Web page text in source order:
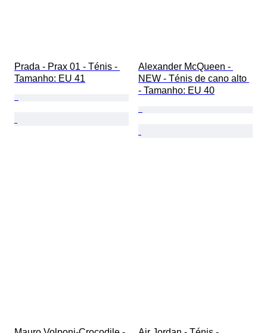
Prada - Prax 01 - Ténis -
Tamanho: EU 41
Alexander McQueen -
NEW - Ténis de cano alto
- Tamanho: EU 40